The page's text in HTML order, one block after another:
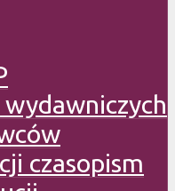
czasopism